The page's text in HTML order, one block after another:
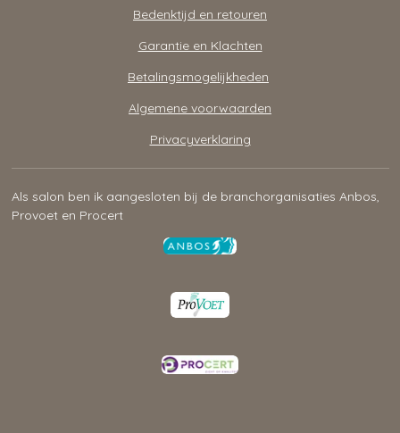
Bedenktijd en retouren
Garantie en Klachten
Betalingsmogelijkheden
Algemene voorwaarden
Privacyverklaring
Als salon ben ik aangesloten bij de branchorganisaties Anbos,
Provoet en Procert